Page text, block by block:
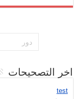
اخر التصحيحات
test